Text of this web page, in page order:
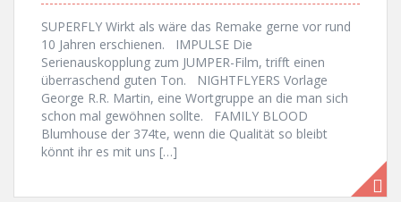
SUPERFLY Wirkt als wäre das Remake gerne vor rund
10 Jahren erschienen. IMPULSE Die
Serienauskopplung zum JUMPER-Film, trifft einen
überraschend guten Ton. NIGHTFLYERS Vorlage
George R.R. Martin, eine Wortgruppe an die man sich
schon mal gewöhnen sollte. FAMILY BLOOD
Blumhouse der 374te, wenn die Qualität so bleibt
könnt ihr es mit uns […]